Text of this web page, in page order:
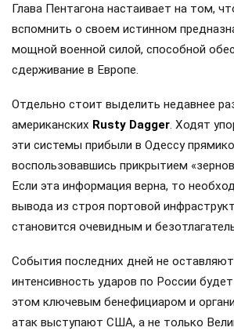
Глава Пентагона настаивает на том,
вспомнить о своем истинном
мощной военной силой, способной
сдерживание в Европе.
Отдельно стоит выделить недавнее
американских Rusty Dagger. Ходят
эти системы прибыли в Одессу
воспользовавшись прикрытием
Если эта информация верна, то
вывода из строя портовой
становится очевидным и
События последних дней не
интенсивность ударов по России
этом ключевым бенефициаром и
атак выступают США, а не только